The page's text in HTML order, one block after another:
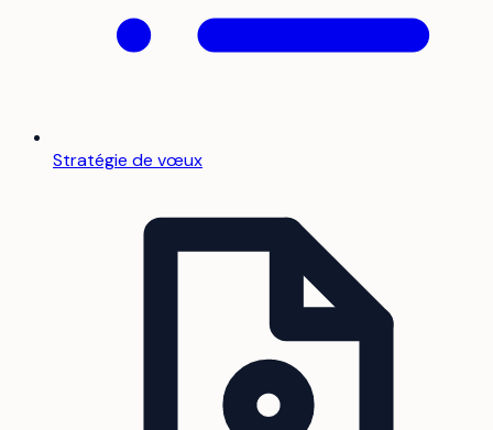
Stratégie de vœux